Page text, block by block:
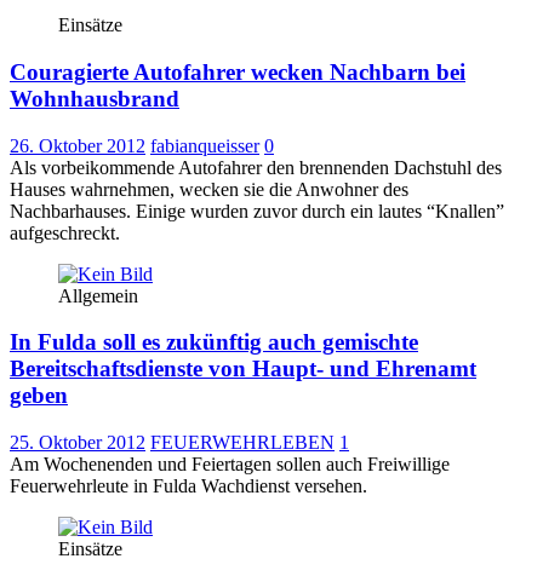
Einsätze
Couragierte Autofahrer wecken Nachbarn bei
Wohnhausbrand
26. Oktober 2012 fabianqueisser 0
Als vorbeikommende Autofahrer den brennenden Dachstuhl des
Hauses wahrnehmen, wecken sie die Anwohner des
Nachbarhauses. Einige wurden zuvor durch ein lautes “Knallen”
aufgeschreckt.
Allgemein
In Fulda soll es zukünftig auch gemischte
Bereitschaftsdienste von Haupt- und Ehrenamt
geben
25. Oktober 2012 FEUERWEHRLEBEN 1
Am Wochenenden und Feiertagen sollen auch Freiwillige
Feuerwehrleute in Fulda Wachdienst versehen.
Einsätze